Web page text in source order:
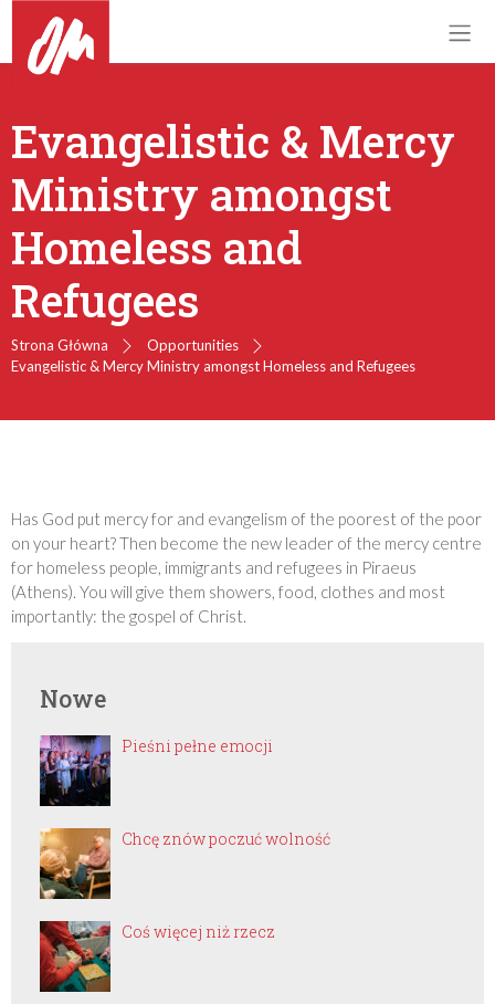
Evangelistic & Mercy
Ministry amongst
Homeless and
Refugees
Strona Główna
Opportunities
Evangelistic & Mercy Ministry amongst Homeless and Refugees
Has God put mercy for and evangelism of the poorest of the poor
on your heart? Then become the new leader of the mercy centre
for homeless people, immigrants and refugees in Piraeus
(Athens). You will give them showers, food, clothes and most
importantly: the gospel of Christ.
Nowe
Pieśni pełne emocji
Chcę znów poczuć wolność
Coś więcej niż rzecz